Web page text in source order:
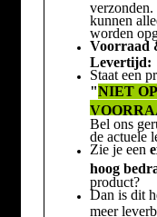
verzonden.
kunnen
worden
Voorraad
Levertijd:
Staat een
"NIET OP
Bel ons
de actuele
Zie je een
hoog
product?
Dan is dit
meer